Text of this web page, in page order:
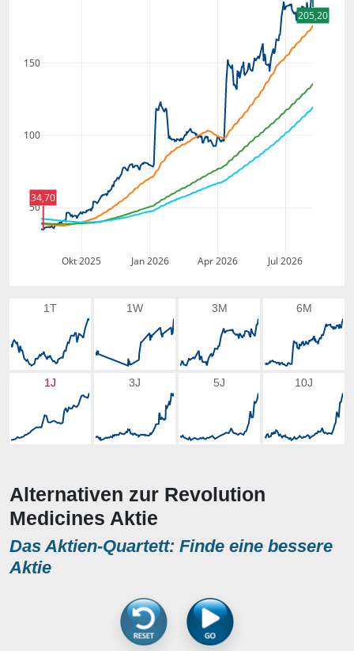
Okt 2025 Jan 2026 Apr 2026 Jul 2026
50
100
150
205,20
34,70
1T 1W 3M 6M
1J 3J 5J 10J
Alternativen zur Revolution
Medicines Aktie
Das Aktien-Quartett: Finde eine bessere
Aktie